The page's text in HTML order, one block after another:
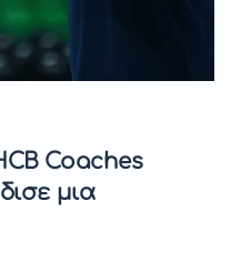
Coaches
μια